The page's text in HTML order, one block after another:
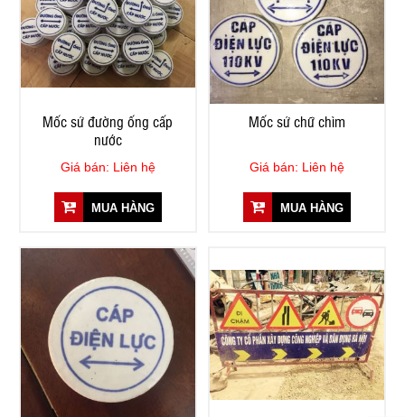
Mốc sứ đường ống cấp
nước
Giá bán: Liên hệ
MUA HÀNG
Mốc sứ chữ chìm
Giá bán: Liên hệ
MUA HÀNG